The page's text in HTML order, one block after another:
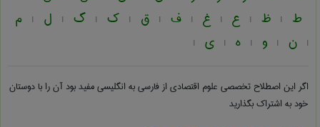
ط | ظ | ع | غ | ف | ق | ک | گ | ل | م
| ن | و | ه | ی |
اگر این اصطلاح تخصصی علوم اقتصادی از فارسی به انگلیسیمفید بود آن را با دوستان
خود به اشتراک بگذارید